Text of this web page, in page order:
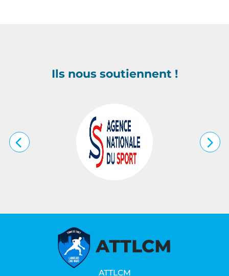
Ils nous soutiennent !
ATTLCM